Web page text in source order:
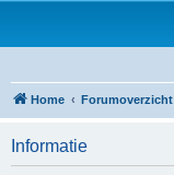
Home Forumoverzicht
Informatie